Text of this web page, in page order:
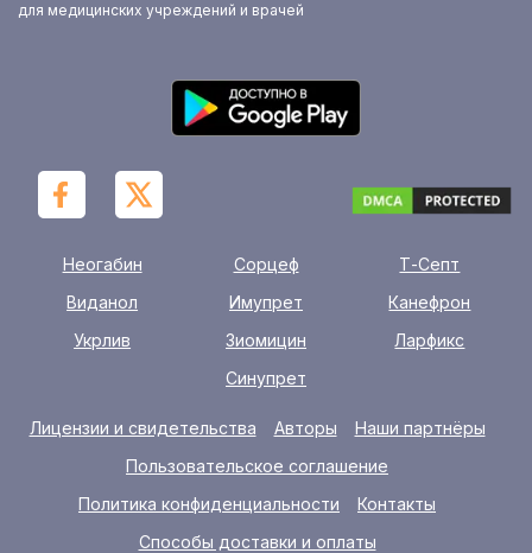
для медицинских учреждений и врачей
Неогабин Сорцеф
Т-Септ
Виданол
Имупрет
Канефрон
Укрлив
Зиомицин
Ларфикс
Синупрет
Лицензии и свидетельства Авторы
Наши партнёры
Пользовательское соглашение
Политика конфиденциальности
Контакты
Способы доставки и оплаты